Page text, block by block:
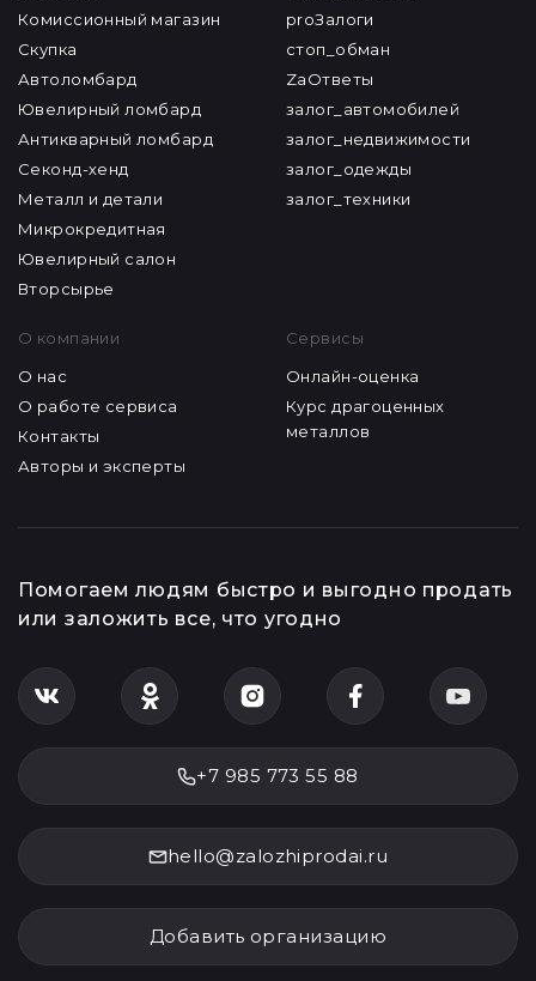
Комиссионный магазин
Скупка
Автоломбард
Ювелирный ломбард
Антикварный ломбард
Секонд-хенд
Металл и детали
Микрокредитная
Ювелирный салон
Вторсырье
proЗалоги
стоп_обман
ZaОтветы
залог_автомобилей
залог_недвижимости
залог_одежды
залог_техники
О компании
О нас
О работе сервиса
Контакты
Авторы и эксперты
Сервисы
Онлайн-оценка
Курс драгоценных
металлов
Помогаем людям быстро и выгодно продать
или заложить все, что угодно
+7 985 773 55 88
hello@zalozhiprodai.ru
Добавить организацию